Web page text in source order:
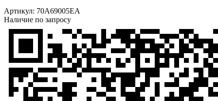
Артикул: 70A69005EA
Наличие по запросу